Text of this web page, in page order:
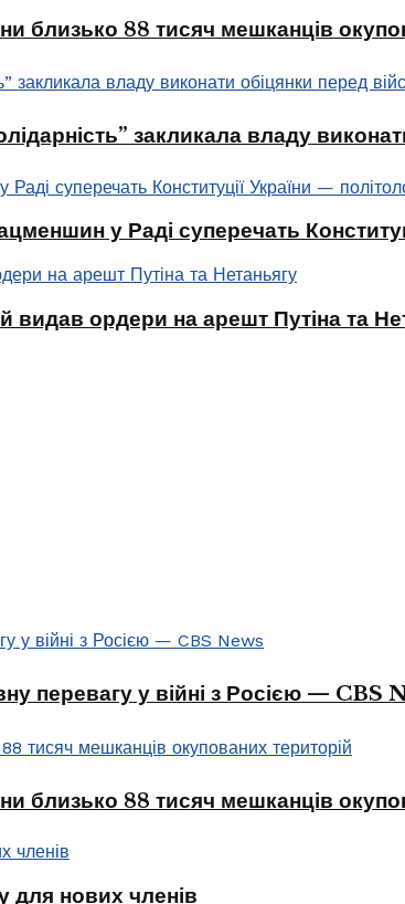
близько 88 тисяч мешканців
закликала владу
у Раді суперечать
ордери на арешт Путіна та
перевагу у війні з Росією — CBS
близько 88 тисяч мешканців
нових членів